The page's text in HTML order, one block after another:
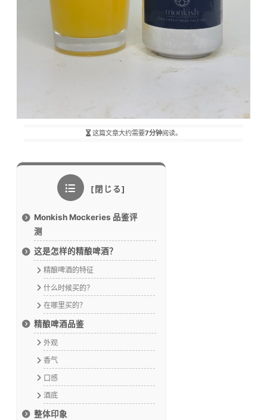
这篇文章大约需要7分钟阅读。
Monkish Mockeries 品鉴评
测
这是怎样的精酿啤酒？
精酿啤酒的特征
什么时候买的？
在哪里买的？
精酿啤酒品鉴
外观
香气
口感
酒底
整体印象